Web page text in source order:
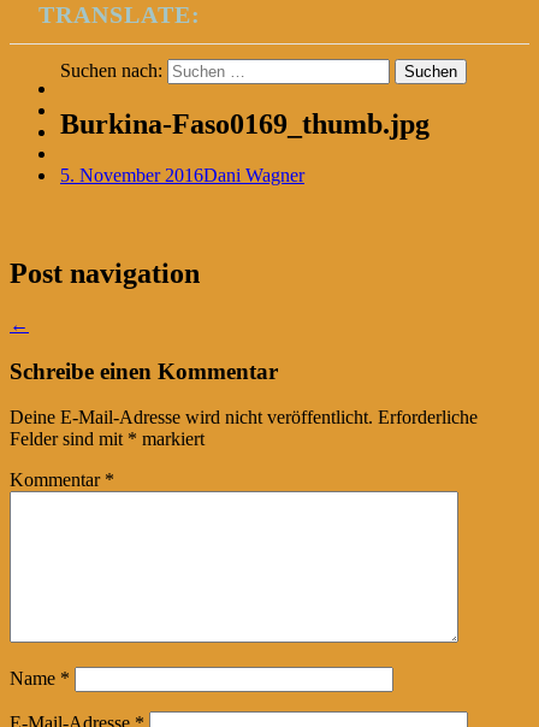
TRANSLATE:
Suchen nach:
Burkina-Faso0169_thumb.jpg
5. November 2016Dani Wagner
Post navigation
←
Schreibe einen Kommentar
Deine E-Mail-Adresse wird nicht veröffentlicht. Erforderliche
Felder sind mit * markiert
Kommentar *
Name *